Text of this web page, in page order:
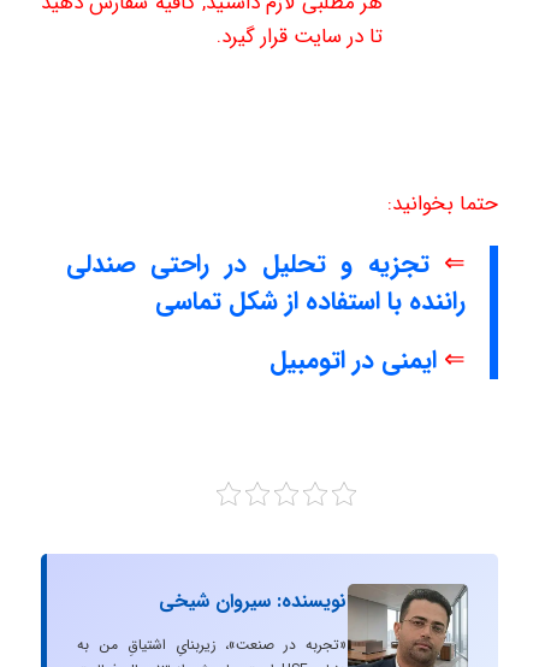
تا در سایت قرار گیرد.
حتما بخوانید:
⇐تجزیه و تحلیل در راحتی صندلی
راننده با استفاده از شکل تماسی
⇐ ایمنی در اتومبیل
نویسنده: سیروان شیخی
«تجربه در صنعت»، زیربنایِ اشتیاقِ من به